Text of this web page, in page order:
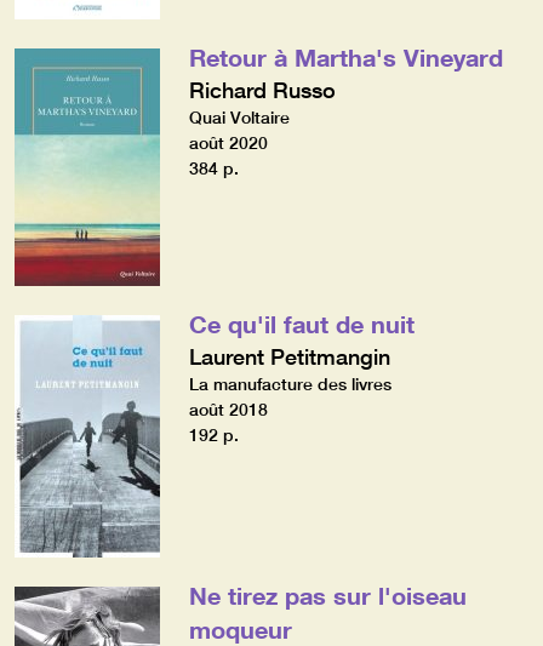
Retour à Martha's Vineyard
Richard Russo
Quai Voltaire
août 2020
384 p.
Ce qu'il faut de nuit
Laurent Petitmangin
La manufacture des livres
août 2018
192 p.
Ne tirez pas sur l'oiseau
moqueur